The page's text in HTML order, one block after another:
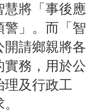
慧將「事後應
警」。而「智
開請鄉親將各
實務，用於公
理及行政工